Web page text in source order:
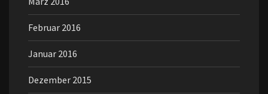
Februar 2016
Januar 2016
Dezember 2015